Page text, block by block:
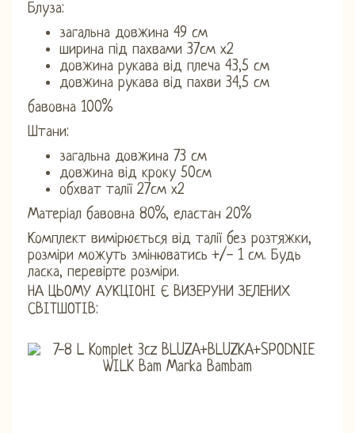
Блуза:
загальна довжина 49 см
ширина під пахвами 37см х2
довжина рукава від плеча 43,5 см
довжина рукава від пахви 34,5 см
бавовна 100%
Штани:
загальна довжина 73 см
довжина від кроку 50см
обхват талії 27см х2
Матеріал бавовна 80%, еластан 20%
Комплект вимірюється від талії без розтяжки,
розміри можуть змінюватись +/- 1 см. Будь
ласка, перевірте розміри.
НА ЦЬОМУ АУКЦІОНІ Є ВИЗЕРУНИ ЗЕЛЕНИХ
СВІТШОТІВ: